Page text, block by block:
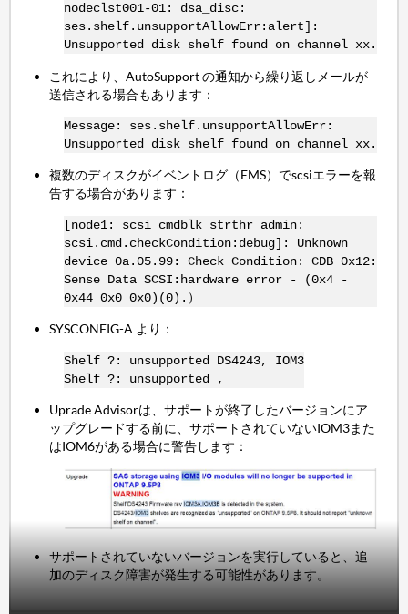
nodeclst001-01: dsa_disc:
ses.shelf.unsupportAllowErr:alert]:
Unsupported disk shelf found on channel xx.
これにより、AutoSupport の通知から繰り返しメールが
送信される場合もあります：
Message: ses.shelf.unsupportAllowErr:
Unsupported disk shelf found on channel xx.
複数のディスクがイベントログ（EMS）でscsiエラーを報
告する場合があります：
[node1: scsi_cmdblk_strthr_admin:
scsi.cmd.checkCondition:debug]: Unknown
device 0a.05.99: Check Condition: CDB 0x12:
Sense Data SCSI:hardware error - (0x4 -
0x44 0x0 0x0)(0).）
SYSCONFIG-A より：
Shelf ?: unsupported DS4243, IOM3
Shelf ?: unsupported ,
Uprade Advisorは、サポートが終了したバージョンにア
ップグレードする前に、サポートされていないIOM3また
はIOM6がある場合に警告します：
サポートされていないバージョンを実行していると、追
加のディスク障害が発生する可能性があります。